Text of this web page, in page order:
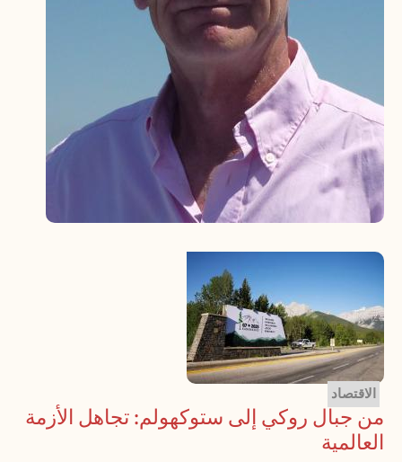
الاقتصاد
من جبال روكي إلى ستوكهولم: تجاهل الأزمة
العالمية